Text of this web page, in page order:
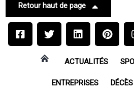
Retour haut de page
ACTUALITÉS
ENTREPRISES DÉCÈS